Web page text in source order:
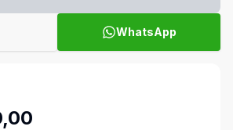
WhatsApp